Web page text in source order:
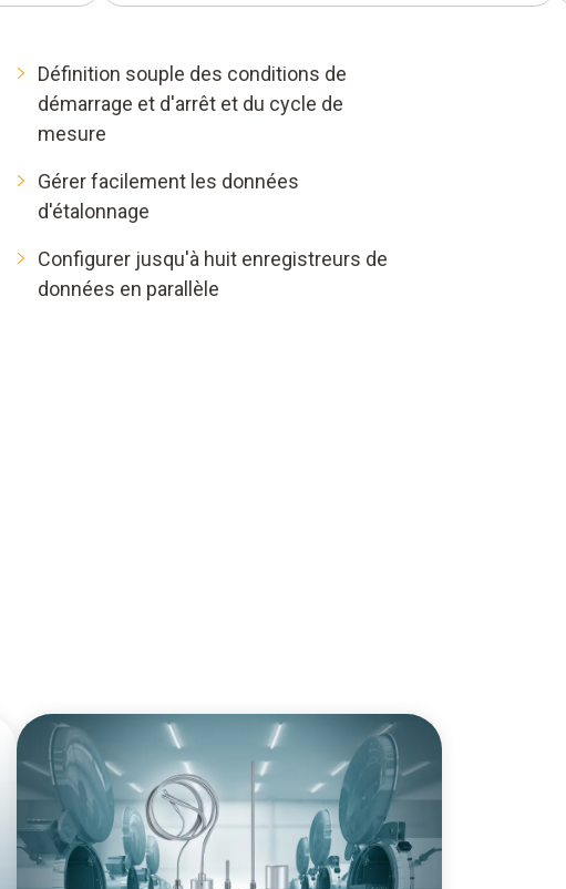
Définition souple des conditions de
démarrage et d'arrêt et du cycle de
mesure
Gérer facilement les données
d'étalonnage
Configurer jusqu'à huit enregistreurs de
données en parallèle